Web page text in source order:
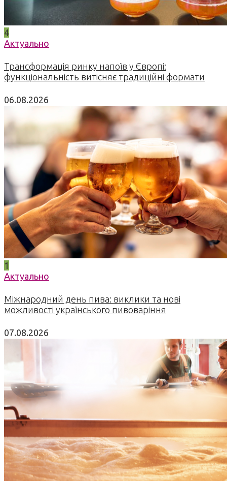
4
Актуально
Трансформація ринку напоїв у Європі:
функціональність витісняє традиційні формати
06.08.2026
1
Актуально
Міжнародний день пива: виклики та нові
можливості українського пивоваріння
07.08.2026